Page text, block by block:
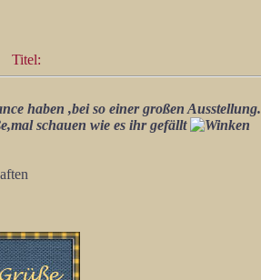
Titel:
haben ,bei so einer großen Ausstellung.
schauen wie es ihr gefällt